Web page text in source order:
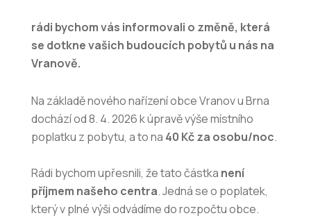
rádi bychom vás informovali o změně, která
se dotkne vašich budoucích pobytů u nás na
Vranově.
Na základě nového nařízení obce Vranov u Brna
dochází od 8. 4. 2026 k úpravě výše místního
poplatku z pobytu, a to na 40 Kč za osobu/noc.
Rádi bychom upřesnili, že tato částka není
příjmem našeho centra. Jedná se o poplatek,
který v plné výši odvádíme do rozpočtu obce.